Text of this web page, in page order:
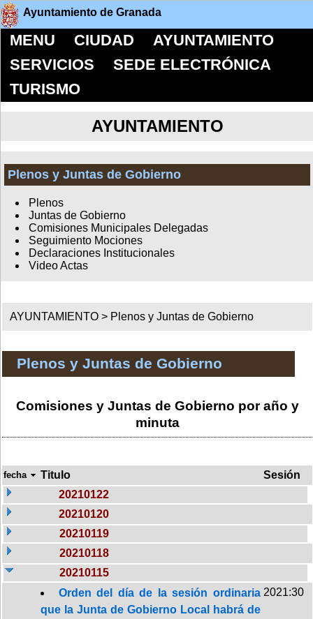
Ayuntamiento de Granada
MENU CIUDAD
AYUNTAMIENTO
SERVICIOS
SEDE ELECTRÓNICA
TURISMO
AYUNTAMIENTO
Plenos y Juntas de Gobierno
Plenos
Juntas de Gobierno
Comisiones Municipales Delegadas
Seguimiento Mociones
Declaraciones Institucionales
Video Actas
AYUNTAMIENTO > Plenos y Juntas de Gobierno
Plenos y Juntas de Gobierno
Comisiones y Juntas de Gobierno por año y
minuta
fecha Titulo
Sesión
20210122
20210120
20210119
20210118
20210115
Orden del día de la sesión ordinaria
que la Junta de Gobierno Local habrá de
2021:30